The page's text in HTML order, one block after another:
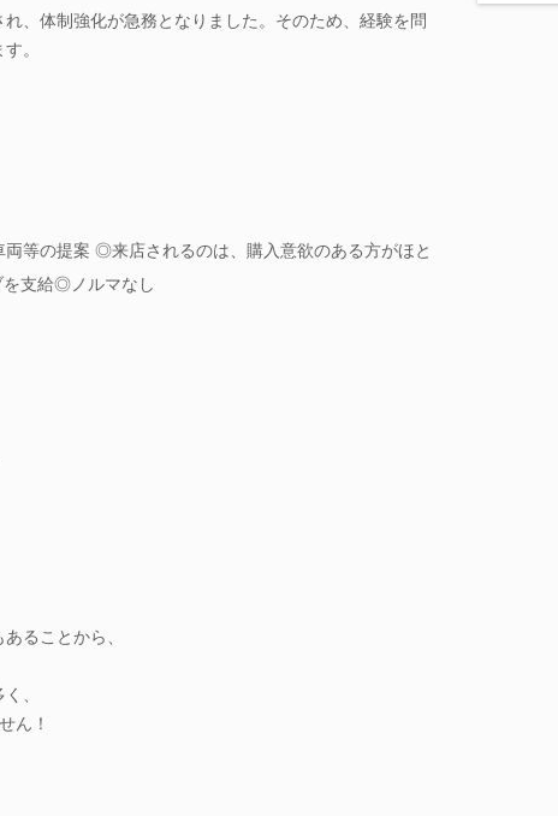
、体制強化が急務となりました。そのため、経験を問
。
等の提案 ◎来店されるのは、購入意欲のある方がほと
支給◎ノルマなし
ることから、
、
ん！